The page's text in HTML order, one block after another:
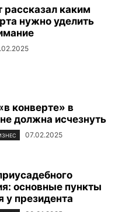
рассказал каким
нужно уделить
конверте» в
должна исчезнуть
07.02.2025
основные пункты
у президента